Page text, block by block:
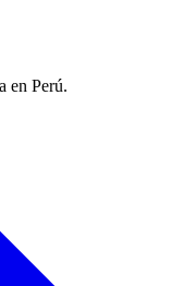
en Perú.